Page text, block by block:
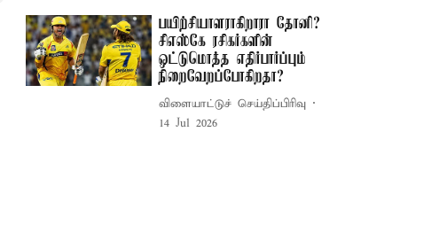
பயிற்சியாளராகிறாரா தோனி?
சிஎஸ்கே ரசிகர்களின்
ஒட்டுமொத்த எதிர்பார்ப்பும்
நிறைவேறப்போகிறதா?
விளையாட்டுச் செய்திப்பிரிவு
14 Jul 2026